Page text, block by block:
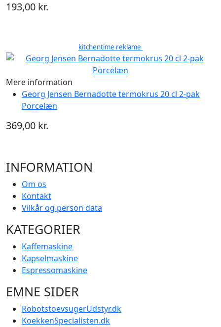
193,00 kr.
kitchentime reklame
Mere information
Georg Jensen Bernadotte termokrus 20 cl 2-pak
Porcelæn
369,00 kr.
INFORMATION
Om os
Kontakt
Vilkår og person data
KATEGORIER
Kaffemaskine
Kapselmaskine
Espressomaskine
EMNE SIDER
RobotstoevsugerUdstyr.dk
KoekkenSpecialisten.dk